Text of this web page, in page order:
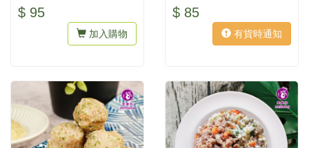
水...
$ 95
加入購物
水...
$ 85
有貨時通知